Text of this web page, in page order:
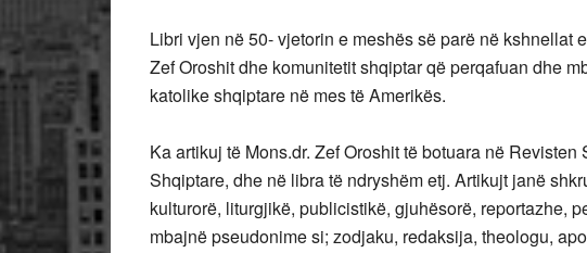
Libri vjen në 50- vjetorin e meshës së parë në kshnellat
Zef Oroshit dhe komunitetit shqiptar që perqafuan dhe
katolike shqiptare në mes të Amerikës.
Ka artikuj të Mons.dr. Zef Oroshit të botuara në
Shqiptare, dhe në libra të ndryshëm etj. Artikujt janë
kulturorë, liturgjikë, publicistikë, gjuhësorë, reportazhe,
mbajnë pseudonime si; zodjaku, redaksija, theologu,